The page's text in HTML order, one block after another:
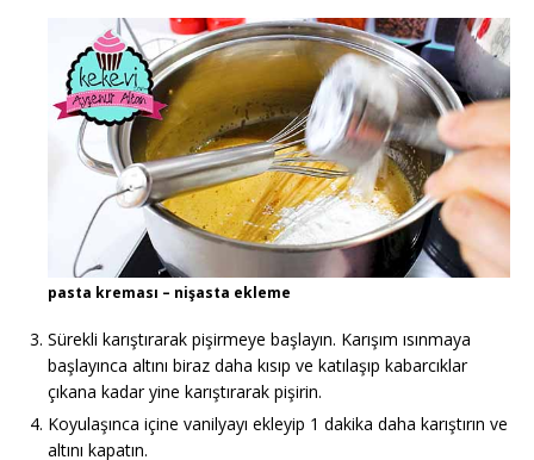
pasta kreması – nişasta ekleme
Sürekli karıştırarak pişirmeye başlayın. Karışım ısınmaya
başlayınca altını biraz daha kısıp ve katılaşıp kabarcıklar
çıkana kadar yine karıştırarak pişirin.
Koyulaşınca içine vanilyayı ekleyip 1 dakika daha karıştırın ve
altını kapatın.